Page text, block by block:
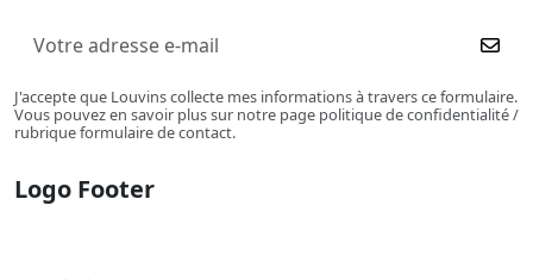
J'accepte que Louvins collecte mes informations à travers ce formulaire.
Vous pouvez en savoir plus sur notre page politique de confidentialité /
rubrique formulaire de contact.
Logo Footer